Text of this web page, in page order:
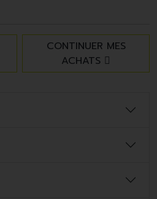
CONTINUER MES
ACHATS